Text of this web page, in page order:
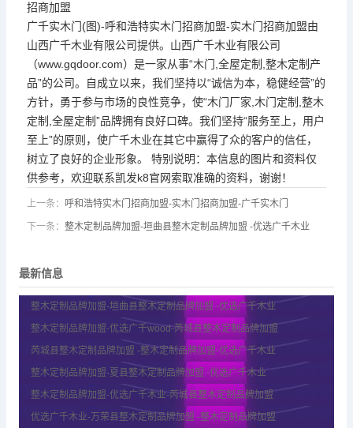
招商加盟
广千实木门(图)-呼和浩特实木门招商加盟-实木门招商加盟由
山西广千木业有限公司提供。山西广千木业有限公司
（www.gqdoor.com）是一家从事“木门,全屋定制,整木定制产
品”的公司。自成立以来，我们坚持以“诚信为本，稳健经营”的
方针，勇于参与市场的良性竞争，使“木门厂家,木门定制,整木
定制,全屋定制”品牌拥有良好口碑。我们坚持“服务至上，用户
至上”的原则，使广千木业在其它中赢得了众的客户的信任，
树立了良好的企业形象。 特别说明：本信息的图片和资料仅
供参考，欢迎联系凯发k8官网索取准确的资料，谢谢！
上一条： 呼和浩特实木门招商加盟-实木门招商加盟-广千实木门
下一条： 整木定制品牌加盟-垣曲县整木定制品牌加盟 -优选广千木业
最新信息
整木定制品牌加盟-垣曲县整木定制品牌加盟 -优选广千木业
整木定制品牌加盟-优选广千wood-芮城县整木定制品牌加盟
芮城县整木定制品牌加盟 -整木定制品牌加盟-优选广千木业
整木定制品牌加盟-夏县整木定制品牌加盟 -优选广千木业
整木定制品牌加盟-优选广千木业-芮城县整木定制品牌加盟
优选广千木业-万荣县整木定制品牌加盟 -整木定制品牌加盟